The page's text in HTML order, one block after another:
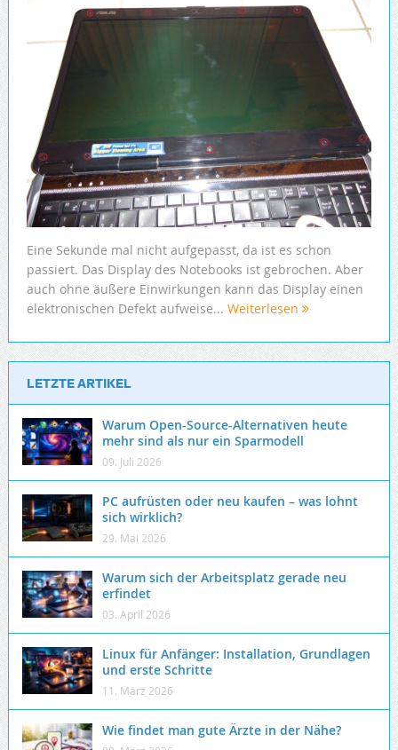
Eine Sekunde mal nicht aufgepasst, da ist es schon
passiert. Das Display des Notebooks ist gebrochen. Aber
auch ohne äußere Einwirkungen kann das Display einen
elektronischen Defekt aufweise... Weiterlesen
LETZTE ARTIKEL
Warum Open-Source-Alternativen heute
mehr sind als nur ein Sparmodell
09. Juli 2026
PC aufrüsten oder neu kaufen – was lohnt
sich wirklich?
29. Mai 2026
Warum sich der Arbeitsplatz gerade neu
erfindet
03. April 2026
Linux für Anfänger: Installation, Grundlagen
und erste Schritte
11. März 2026
Wie findet man gute Ärzte in der Nähe?